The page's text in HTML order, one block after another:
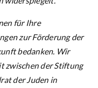
für Ihre
zur Förderung der
bedanken. Wir
zwischen der Stiftung
der Juden in